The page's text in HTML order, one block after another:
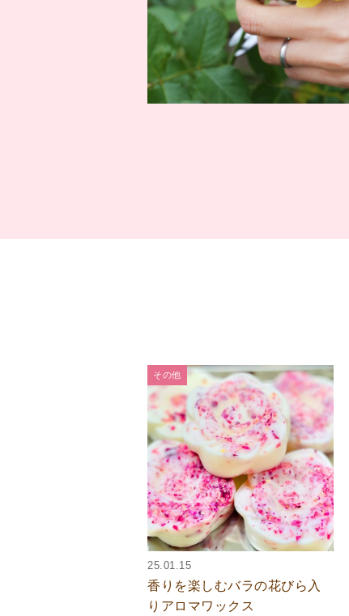
その他
25.01.15
香りを楽しむバラの花びら入
りアロマワックス